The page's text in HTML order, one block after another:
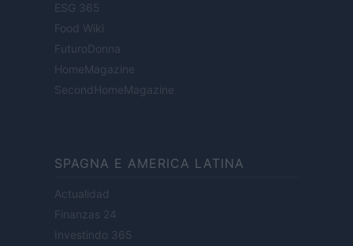
ESG 365
Food Wiki
FuturoDonna
HomeMagazine
SecondHomeMagazine
SPAGNA E AMERICA LATINA
Actualidad
Finanzas 24
Investindo 365